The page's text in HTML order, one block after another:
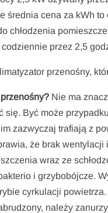
średnia cena za kWh
chłodzenia
codziennie przez 2,5
przenośny,
Nie ma
się. Być może
zazwyczaj trafiają z
że brak
wraz ze
i grzybobójcze.
cyrkulacji
należy